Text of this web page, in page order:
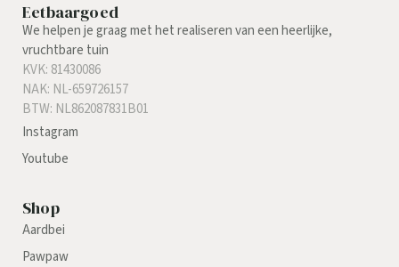
Eetbaargoed
We helpen je graag met het realiseren van een heerlijke,
vruchtbare tuin
KVK: 81430086
NAK: NL-659726157
BTW: NL862087831B01
Instagram
Youtube
Shop
Aardbei
Pawpaw